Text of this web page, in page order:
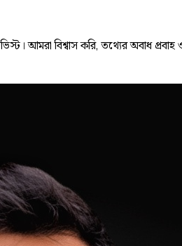
আমরা বিশ্বাস করি, তথ্যের অবাধ